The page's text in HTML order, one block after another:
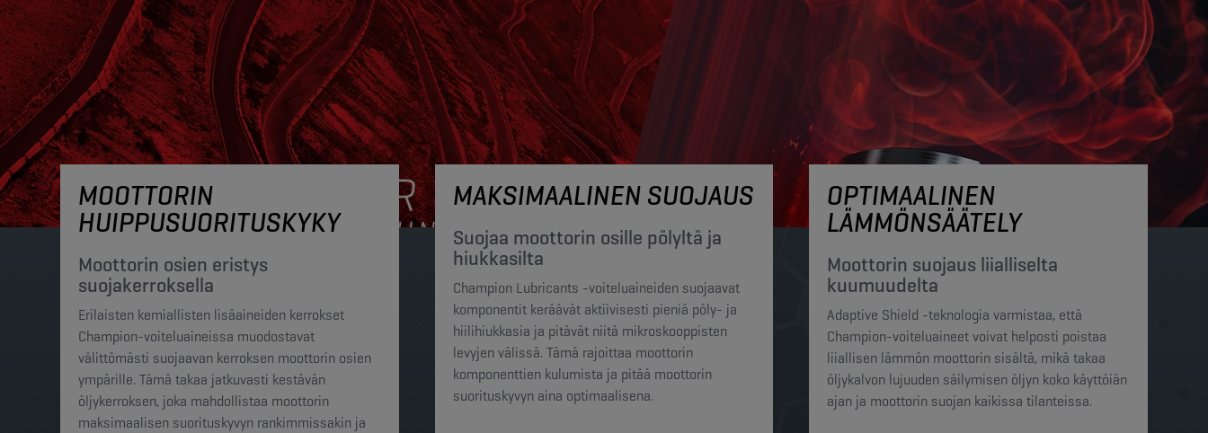
MOOTTORIN
HUIPPUSUORITUSKYKY
Moottorin osien eristys
suojakerroksella
Erilaisten kemiallisten lisäaineiden kerrokset
Champion-voiteluaineissa muodostavat
välittömästi suojaavan kerroksen moottorin osien
ympärille. Tämä takaa jatkuvasti kestävän
öljykerroksen, joka mahdollistaa moottorin
maksimaalisen suorituskyvyn rankimmissakin ja
MAKSIMAALINEN SUOJAUS
Suojaa moottorin osille pölyltä ja
hiukkasilta
Champion Lubricants -voiteluaineiden suojaavat
komponentit keräävät aktiivisesti pieniä pöly- ja
hiilihiukkasia ja pitävät niitä mikroskooppisten
levyjen välissä. Tämä rajoittaa moottorin
komponenttien kulumista ja pitää moottorin
suorituskyvyn aina optimaalisena.
OPTIMAALINEN
LÄMMÖNSÄÄTELY
Moottorin suojaus liialliselta
kuumuudelta​​
Adaptive Shield -teknologia varmistaa, että
Champion-voiteluaineet voivat helposti poistaa
liiallisen lämmön moottorin sisältä, mikä takaa
öljykalvon lujuuden säilymisen öljyn koko käyttöiän
ajan ja moottorin suojan kaikissa tilanteissa.